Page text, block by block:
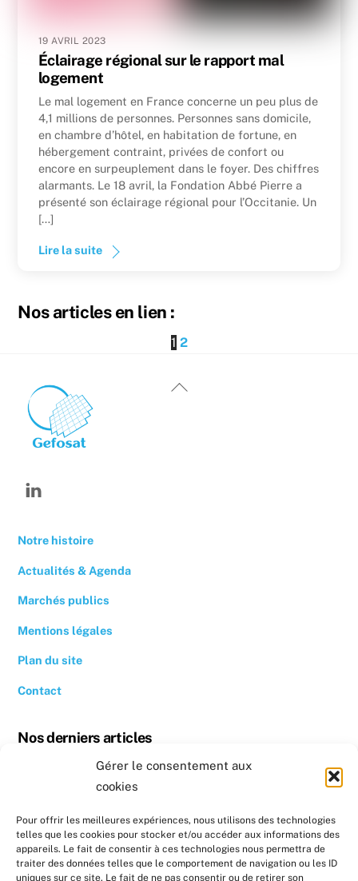
Gérer le consentement aux
cookies
Pour offrir les meilleures expériences, nous utilisons des technologies
telles que les cookies pour stocker et/ou accéder aux informations des
appareils. Le fait de consentir à ces technologies nous permettra de
traiter des données telles que le comportement de navigation ou les ID
uniques sur ce site. Le fait de ne pas consentir ou de retirer son
19 AVRIL 2023
Éclairage régional sur le rapport mal
logement
Le mal logement en France concerne un peu plus de
4,1 millions de personnes. Personnes sans domicile,
en chambre d’hôtel, en habitation de fortune, en
hébergement contraint, privées de confort ou
encore en surpeuplement dans le foyer. Des chiffres
alarmants. Le 18 avril, la Fondation Abbé Pierre a
présenté son éclairage régional pour l’Occitanie. Un
[…]
Lire la suite
Nos articles en lien :
1 2
Back
Notre histoire
Actualités & Agenda
Marchés publics
Mentions légales
Plan du site
Contact
Nos derniers articles
Revoir la conférence « Quand se chauffer devient un luxe »
Nos prochains évènements